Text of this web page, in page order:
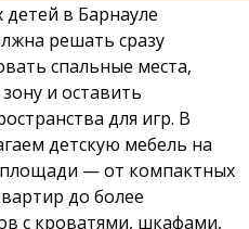
в Барнауле
решать сразу
спальные места,
и оставить
для игр. В
детскую мебель на
— от компактных
до более
с кроватями, шкафами,